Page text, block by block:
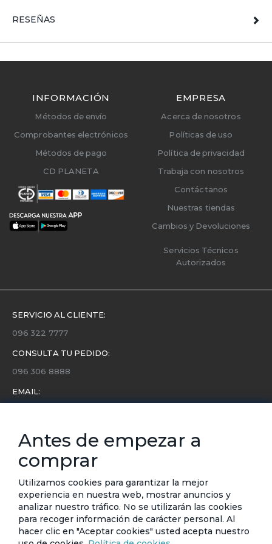
RESEÑAS
INFORMACIÓN
Métodos de envío
Comprobantes electrónicos
Métodos de pago
CD PLANETA
EMPRESA
Acerca de nosotros
Políticas de uso
Política de privacidad
Trabaja con nosotros
Contáctanos
Nuestras tiendas
Cambios y Devoluciones
Servicios Técnicos
Autorizados
SERVICIO AL CLIENTE:
096 322 7777
CONSULTA TU PEDIDO:
096 306 8888
EMAIL:
Conoce toda la información sobre últimas colecciones,
eventos y ofertas.
Subscríbete a nuestro newsletter
SUSCRIBIRSE
Antes de empezar a
comprar
Utilizamos cookies para garantizar la mejor
experiencia en nuestra web, mostrar anuncios y
analizar nuestro tráfico. No se utilizarán las cookies
para recoger información de carácter personal. Al
hacer clic en "Aceptar cookies" usted acepta nuestro